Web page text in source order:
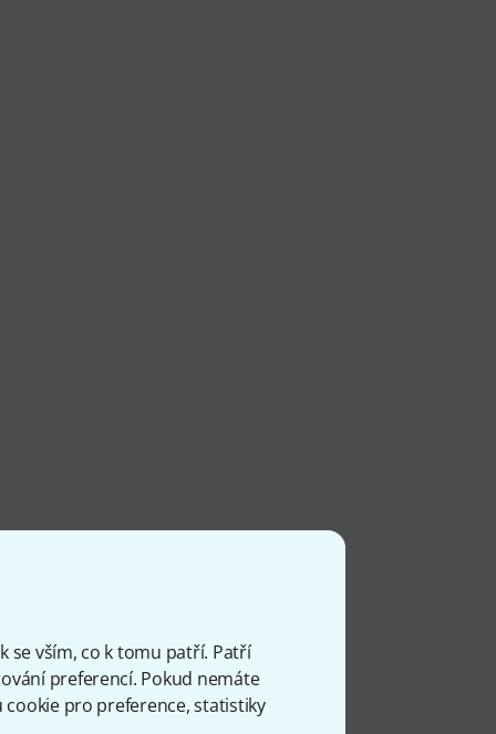
se vším, co k tomu patří. Patří
preferencí. Pokud nemáte
pro preference, statistiky